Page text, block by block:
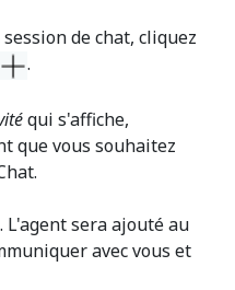
de chat, cliquez
.
qui s'affiche,
que vous souhaitez
. L'agent sera ajouté au
avec vous et